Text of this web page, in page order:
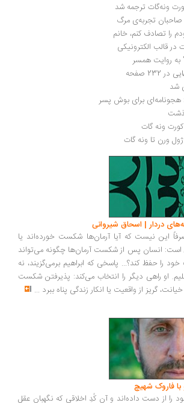
ونه‌گات ترجمه شد
صاحبان تجربه‌ی مرگ
را تصادف کنم، خانم
در قالب الکترونیکی
به روایت همسر
صفحه
شد
برای بوش پسر
ونه گات
ورن تا ونه گات
دردار | اسحاق شیروانی
این نیست که آیا آرمان‌ها شکست خورده‌اند یا
انسان پس از شکست آرمان‌ها چگونه می‌تواند
را حفظ کند؟... پاسخی که ابراهیم برمی‌گزیند، نه
او راهی دیگر را انتخاب می‌کند: پذیرفتن شکست
گریز از واقعیت یا انکار زندگی پناه ببرد ...
با فاروک شهیچ‭
را از دست داده‌اند و آن کُدِ اخلاقی که نگهبان عقل